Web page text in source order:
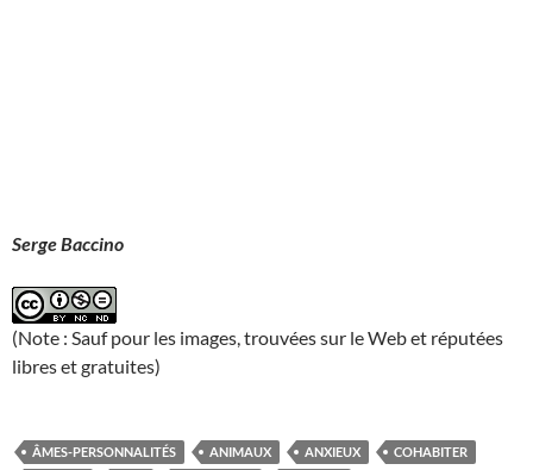
Serge Baccino
(Note : Sauf pour les images, trouvées sur le Web et réputées
libres et gratuites)
ÂMES-PERSONNALITÉS ANIMAUX ANXIEUX COHABITER